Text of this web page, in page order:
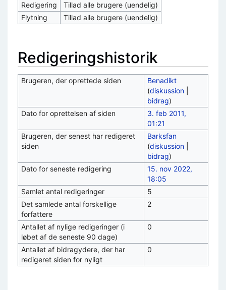
Redigering
Tillad alle brugere (uendelig)
Flytning
Tillad alle brugere (uendelig)
Redigeringshistorik
Brugeren, der oprettede siden
Benadikt
(diskussion|
bidrag)
Dato for oprettelsen af siden
3. feb 2011,
01:21
Brugeren, der senest har redigeret
siden
Barksfan
(diskussion|
bidrag)
Dato for seneste redigering
15. nov 2022,
18:05
Samlet antal redigeringer
5
Det samlede antal forskellige
forfattere
2
Antallet af nylige redigeringer (i
løbet af de seneste 90 dage)
0
Antallet af bidragydere, der har
redigeret siden for nyligt
0